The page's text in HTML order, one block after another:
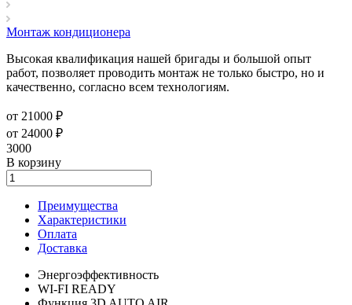
Монтаж кондиционера
Высокая квалификация нашей бригады и большой опыт
работ, позволяет проводить монтаж не только быстро, но и
качественно, согласно всем технологиям.
от 21000 ₽
от 24000 ₽
3000
В корзину
Преимущества
Характеристики
Оплата
Доставка
Энергоэффективность
WI-FI READY